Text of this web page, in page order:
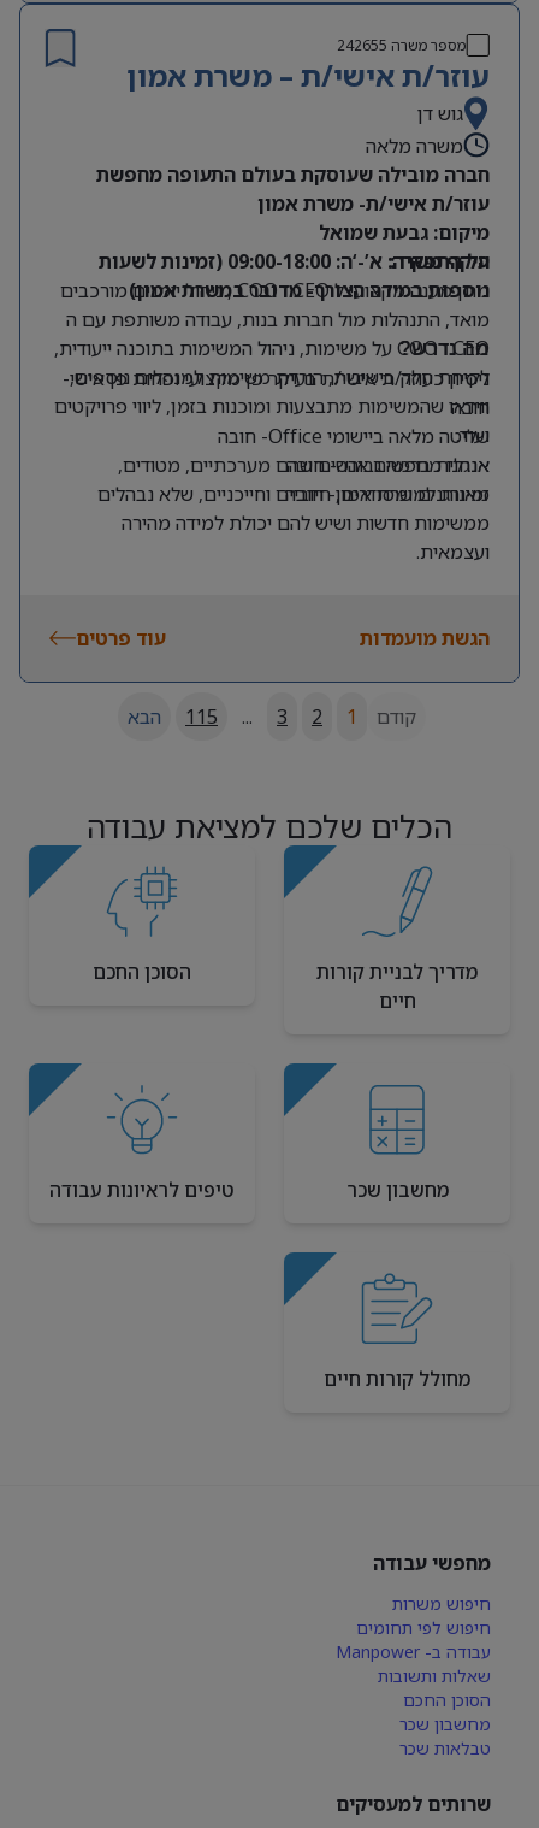
מספר משרה 242655
עוזר/ת אישי/ת – משרת אמון
גוש דן
משרה מלאה
חברה מובילה שעוסקת בעולם התעופה מחפשת
עוזר/ת אישי/ת- משרת אמון
מיקום: גבעת שמואל
היקף משרה: א’-‘ה: 09:00-18:00 (זמינות לשעות
נוספות במידה הצורך- מדובר במשרת אמון)
על התפקיד:
מתן מענה מקצועי ל CEO ו COO , ניהול יומנים מורכבים
מואד, התנהלות מול חברות בנות, עבודה משותפת עם ה
CEO ו COO על משימות, ניהול המשימות בתוכנה ייעודית,
לקיחת חלק בישיבות, הורדת משימות למנהלים נוספים,
ווידאו שהמשימות מתבצעות ומוכנות בזמן, ליווי פרויקטים
ועוד.
מה נדרש?
ניסיון כעוזר/ת אישי/ת בעיקר פן מקצועי ופחות פן אישי-
חובה
שליטה מלאה ביישומי Office- חובה
אנגלית ברמה גבוהה- חובה
זמינות למשרת אמון- חובה
אנחנו מחפשים אנשים שהם מערכתיים, מטודים,
מאורגנים ומסודרים, חיוביים וחייכניים, שלא נבהלים
ממשימות חדשות ושיש להם יכולת למידה מהירה
ועצמאית.
הגשת מועמדות עוד פרטים
קודם 1
2
3
...
115 הבא
הכלים שלכם למציאת עבודה
מדריך לבניית קורות
חיים
הסוכן החכם
מחשבון שכר טיפים לראיונות עבודה
מחולל קורות חיים
מחפשי עבודה
חיפוש משרות
חיפוש לפי תחומים
עבודה ב- Manpower
שאלות ותשובות
הסוכן החכם
מחשבון שכר
טבלאות שכר
שרותים למעסיקים